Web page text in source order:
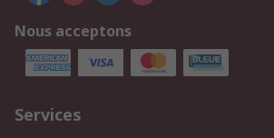
Nous acceptons
Services